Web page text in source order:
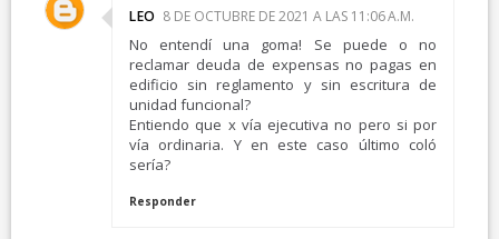
LEO 8 DE OCTUBRE DE 2021 A LAS 11:06 A.M.
No entendí una goma! Se puede o no
reclamar deuda de expensas no pagas en
edificio sin reglamento y sin escritura de
unidad funcional?
Entiendo que x vía ejecutiva no pero si por
vía ordinaria. Y en este caso último coló
sería?
Responder